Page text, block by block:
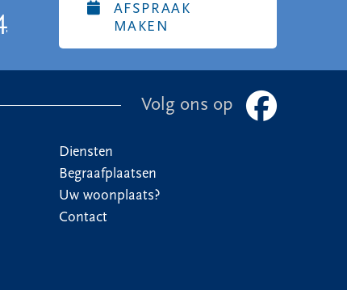
AFSPRAAK
MAKEN
Volg ons op
Diensten
Begraafplaatsen
Uw woonplaats?
Contact